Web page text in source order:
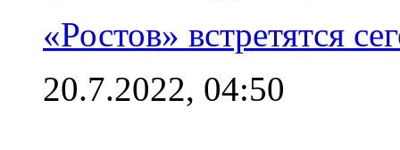
«Ростов» встретятся
20.7.2022, 04:50